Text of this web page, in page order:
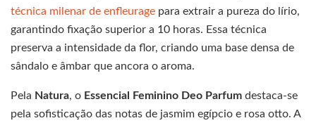
técnica milenar de enfleurage para extrair a pureza do lírio,
garantindo fixação superior a 10 horas. Essa técnica
preserva a intensidade da flor, criando uma base densa de
sândalo e âmbar que ancora o aroma.
Pela Natura, o Essencial Feminino Deo Parfum destaca-se
pela sofisticação das notas de jasmim egípcio e rosa otto. A